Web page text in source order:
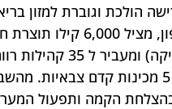
הולכת וגוברת למזון
המיזם עובד היום עם 50
שהחקלאי לא יכול
מעל 70 מתנדבים בשבוע ועבודה עם 5
הקמה ותפעול